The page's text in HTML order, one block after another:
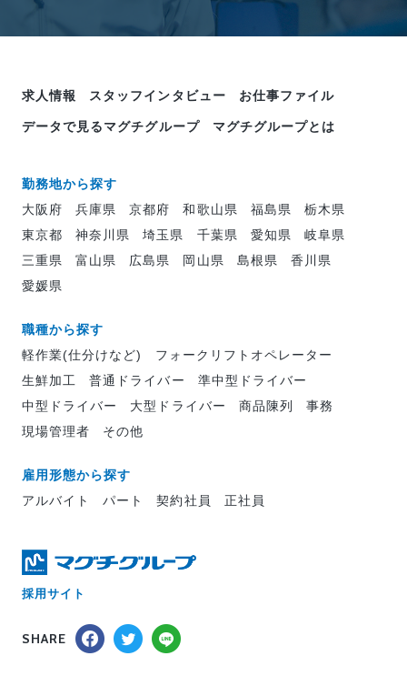
求人情報 スタッフインタビュー お仕事ファイル
データで見るマグチグループ マグチグループとは
勤務地から探す
大阪府
兵庫県 京都府 和歌山県 福島県
栃木県
東京都
神奈川県 埼玉県 千葉県 愛知県
岐阜県
三重県
富山県 広島県 岡山県 島根県
香川県
愛媛県
職種から探す
軽作業(仕分けなど)
フォークリフトオペレーター
生鮮加工
普通ドライバー
準中型ドライバー
中型ドライバー
大型ドライバー 商品陳列
事務
現場管理者
その他
雇用形態から探す
アルバイト
パート 契約社員 正社員
採用サイト
SHARE